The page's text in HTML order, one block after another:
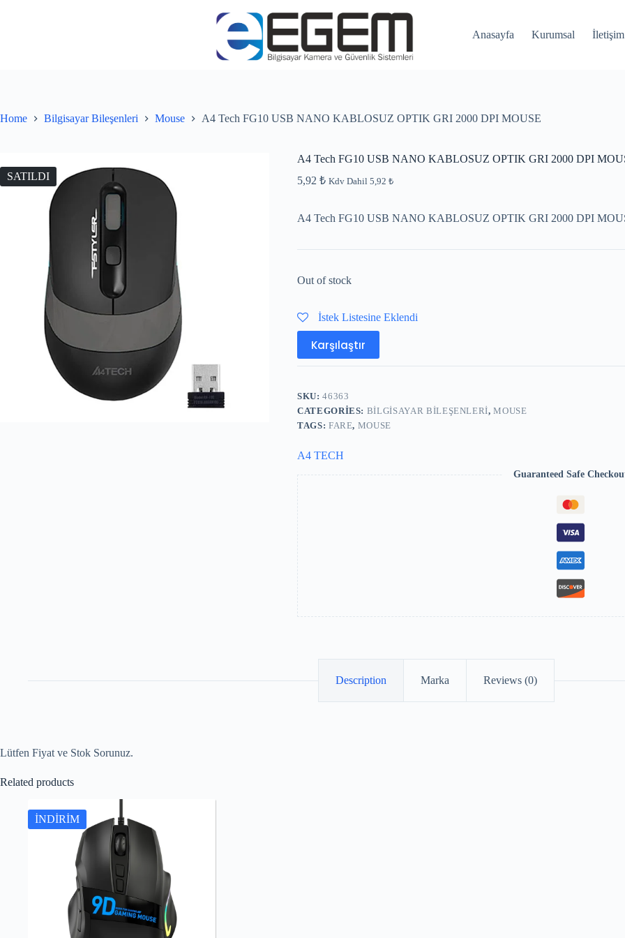
Anasayfa Kurumsal İletişim
Home Bilgisayar Bileşenleri Mouse A4 Tech FG10 USB NANO KABLOSUZ OPTIK GRI 2000 DPI MOUSE
SATILDI
A4 Tech FG10 USB NANO KABLOSUZ OPTIK GRI 2000 DPI
5,92 ₺ Kdv Dahil 5,92 ₺
A4 Tech FG10 USB NANO KABLOSUZ OPTIK GRI 2000 DPI
Out of stock
İstek Listesine Eklendi
Karşılaştır
SKU:46363
CATEGORIES: BILGISAYAR BILEŞENLERI,MOUSE
TAGS: FARE, MOUSE
A4 TECH
Guaranteed Safe
Description Marka Reviews (0)
Lütfen Fiyat ve Stok Sorunuz.
Related products
İNDİRİM